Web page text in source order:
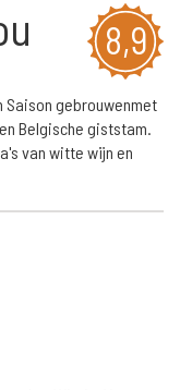
8,9
Saison gebrouwenmet
Belgische giststam.
van witte wijn en